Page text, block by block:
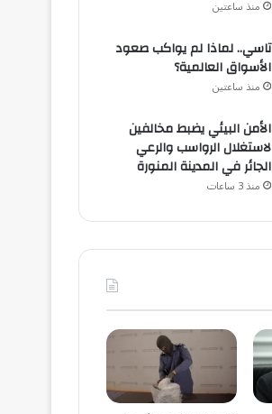
منذ ساعتين
تاسي.. لماذا لم يواكب صعود
الأسواق العالمية؟
منذ ساعتين
الأمن البيئي يضبط مخالفين
لاستغلال الرواسب والرعي
الجائر في المدينة المنورة
منذ 3 ساعات